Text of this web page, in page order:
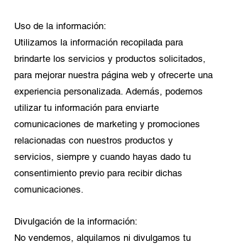
Uso de la información:
Utilizamos la información recopilada para
brindarte los servicios y productos solicitados,
para mejorar nuestra página web y ofrecerte una
experiencia personalizada. Además, podemos
utilizar tu información para enviarte
comunicaciones de marketing y promociones
relacionadas con nuestros productos y
servicios, siempre y cuando hayas dado tu
consentimiento previo para recibir dichas
comunicaciones.
Divulgación de la información:
No vendemos, alquilamos ni divulgamos tu